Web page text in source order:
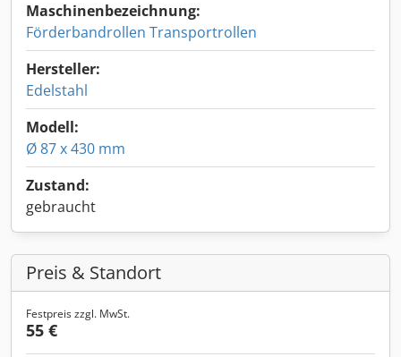
Maschinenbezeichnung:
Förderbandrollen Transportrollen
Hersteller:
Edelstahl
Modell:
Ø 87 x 430 mm
Zustand:
gebraucht
Preis & Standort
Festpreis zzgl. MwSt.
55 €